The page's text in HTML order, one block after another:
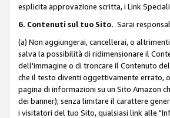
esplicita approvazione scritta, i Link
6. Contenuti sul tuo Sito. Sarai
(a) Non aggiungerai, cancellerai, o
salva la possibilità di ridimensionare il
dell'immagine o di troncare il Contenuto
che il testo diventi oggettivamente errato,
pagina di informazioni su un Sito Amazon
dei banner); senza limitare il carattere
i visitatori del tuo Sito, qualsiasi link alle